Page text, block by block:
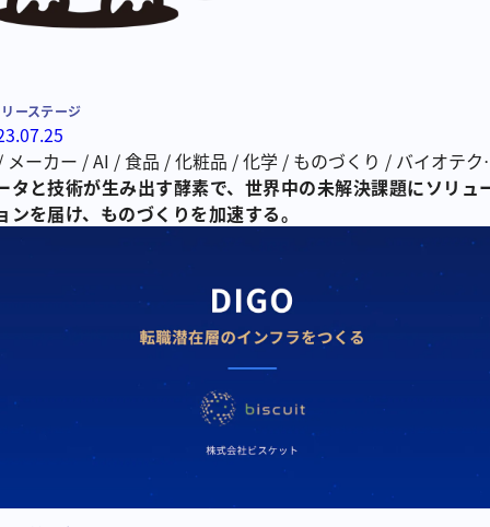
ーステージ
メーカー /AI /食品 /化粧品 /化学 / ものづくり / バイオテク
ー /酵素
タと技術が生み出す酵素で、世界中の未解決課題にソリュ
ンを届け、ものづくりを加速する。